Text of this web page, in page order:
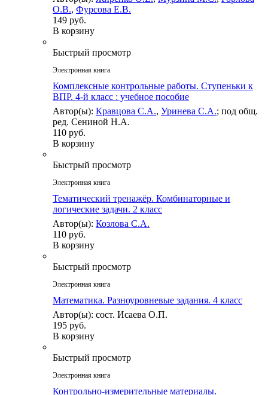
О.В., Фурсова Е.В.
149 руб.
В корзину
Быстрый просмотр
Электронная книга
Комплексные контрольные работы. Ступеньки к
ВПР. 4-й класс : учебное пособие
Автор(ы): Кравцова С.А., Уринева С.А.; под общ.
ред. Сениной Н.А.
110 руб.
В корзину
Быстрый просмотр
Электронная книга
Тематический тренажёр. Комбинаторные и
логические задачи. 2 класс
Автор(ы): Козлова С.А.
110 руб.
В корзину
Быстрый просмотр
Электронная книга
Математика. Разноуровневые задания. 4 класс
Автор(ы): сост. Исаева О.П.
195 руб.
В корзину
Быстрый просмотр
Электронная книга
Контрольно-измерительные материалы.